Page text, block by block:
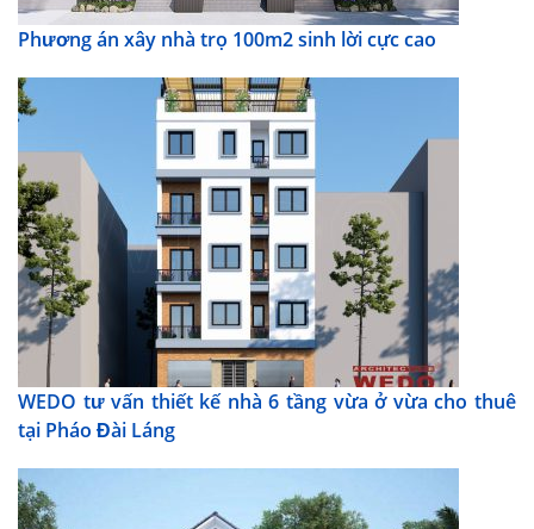
Phương án xây nhà trọ 100m2 sinh lời cực cao
WEDO tư vấn thiết kế nhà 6 tầng vừa ở vừa cho thuê
tại Pháo Đài Láng